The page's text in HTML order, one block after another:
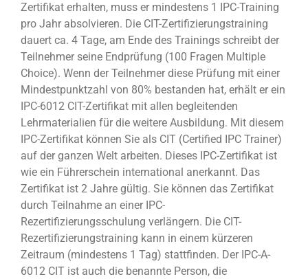
Zertifikat erhalten, muss er mindestens 1 IPC-Training
pro Jahr absolvieren. Die CIT-Zertifizierungstraining
dauert ca. 4 Tage, am Ende des Trainings schreibt der
Teilnehmer seine Endprüfung (100 Fragen Multiple
Choice). Wenn der Teilnehmer diese Prüfung mit einer
Mindestpunktzahl von 80% bestanden hat, erhält er ein
IPC-6012 CIT-Zertifikat mit allen begleitenden
Lehrmaterialien für die weitere Ausbildung. Mit diesem
IPC-Zertifikat können Sie als CIT (Certified IPC Trainer)
auf der ganzen Welt arbeiten. Dieses IPC-Zertifikat ist
wie ein Führerschein international anerkannt. Das
Zertifikat ist 2 Jahre gültig. Sie können das Zertifikat
durch Teilnahme an einer IPC-
Rezertifizierungsschulung verlängern. Die CIT-
Rezertifizierungstraining kann in einem kürzeren
Zeitraum (mindestens 1 Tag) stattfinden. Der IPC-A-
6012 CIT ist auch die benannte Person, die